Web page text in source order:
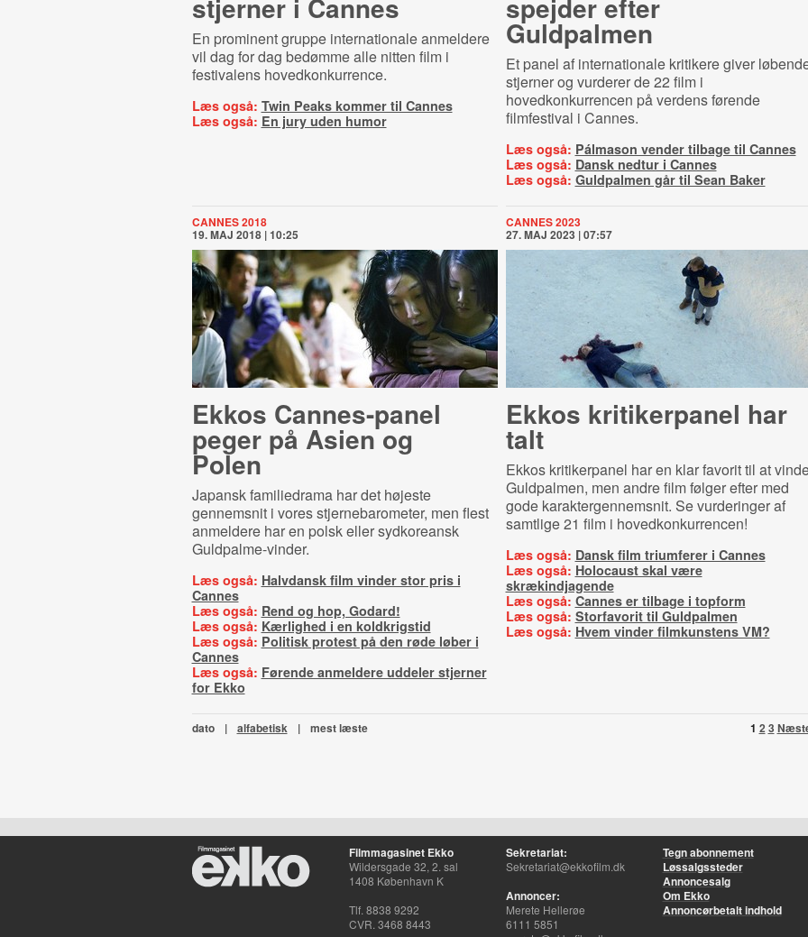
stjerner i Cannes
En prominent gruppe internationale anmeldere
vil dag for dag bedømme alle nitten film i
festivalens hovedkonkurrence.
Læs også: Twin Peaks kommer til Cannes
Læs også: En jury uden humor
spejder efter
Guldpalmen
Et panel af internationale kritikere giver
stjerner og vurderer de 22 film i
hovedkonkurrencen på verdens førende
filmfestival i Cannes.
Læs også: Pálmason vender tilbage til Cannes
Læs også: Dansk nedtur i Cannes
Læs også: Guldpalmen går til Sean Baker
CANNES 2018
19. MAJ 2018 | 10:25
Ekkos Cannes-panel
peger på Asien og
Polen
Japansk familiedrama har det højeste
gennemsnit i vores stjernebarometer, men flest
anmeldere har en polsk eller sydkoreansk
Guldpalme-vinder.
Læs også: Halvdansk film vinder stor pris i
Cannes
Læs også: Rend og hop, Godard!
Læs også: Kærlighed i en koldkrigstid
Læs også: Politisk protest på den røde løber i
Cannes
Læs også: Førende anmeldere uddeler stjerner
for Ekko
CANNES 2023
27. MAJ 2023 | 07:57
Ekkos kritikerpanel har
talt
Ekkos kritikerpanel har en klar favorit til at
Guldpalmen, men andre film følger efter med
gode karaktergennemsnit. Se vurderinger af
samtlige 21 film i hovedkonkurrencen!
Læs også: Dansk film triumferer i Cannes
Læs også: Holocaust skal være
skrækindjagende
Læs også: Cannes er tilbage i topform
Læs også: Storfavorit til Guldpalmen
Læs også: Hvem vinder filmkunstens VM?
1 2 3
dato | alfabetisk | mest læste
Filmmagasinet Ekko
Wildersgade 32, 2. sal
1408 København K
Tlf. 8838 9292
CVR. 3468 8443
Sekretariat:
Sekretariat@ekkofilm.dk
Annoncer:
Merete Hellerøe
6111 5851
Tegn abonnement
Løssalgssteder
Annoncesalg
Om Ekko
Annoncørbetalt indhold